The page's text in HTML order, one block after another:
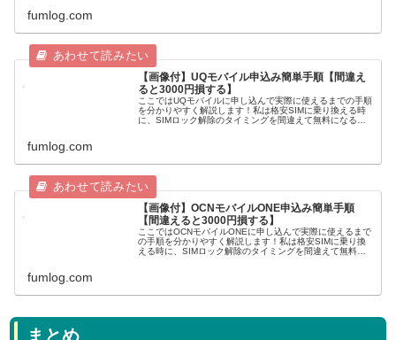
fumlog.com
【画像付】UQモバイル申込み簡単手順【間違え
ると3000円損する】
ここではUQモバイルに申し込んで実際に使えるまでの手順
を分かりやすく解説します！私は格安SIMに乗り換える時
に、SIMロック解除のタイミングを間違えて無料になるは
fumlog.com
【画像付】OCNモバイルONE申込み簡単手順
【間違えると3000円損する】
ここではOCNモバイルONEに申し込んで実際に使えるまで
の手順を分かりやすく解説します！私は格安SIMに乗り換
える時に、SIMロック解除のタイミングを間違えて無料に
fumlog.com
まとめ